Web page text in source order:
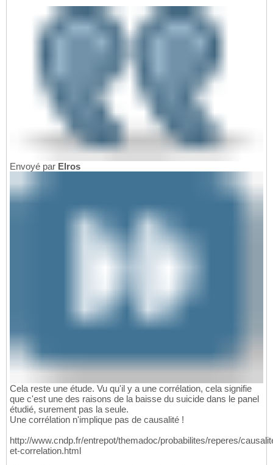
Envoyé par Elros
Cela reste une étude. Vu qu'il y a une corrélation, cela signifie
que c'est une des raisons de la baisse du suicide dans le panel
étudié, surement pas la seule.
Une corrélation n'implique pas de causalité !
http://www.cndp.fr/entrepot/themadoc/probabilites/reperes/
et-correlation.html